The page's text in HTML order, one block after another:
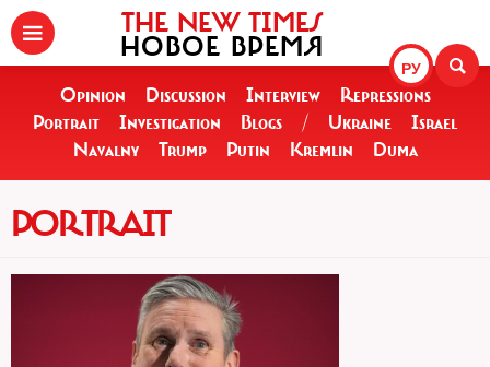
РУ
THE NEW TIMES
НОВОЕ ВРЕМЯ
Opinion Discussion Interview
Repressions
Portrait
Investigation Blogs / Ukraine
Israel
Navalny
Trump Putin Kremlin Duma
PORTRAIT